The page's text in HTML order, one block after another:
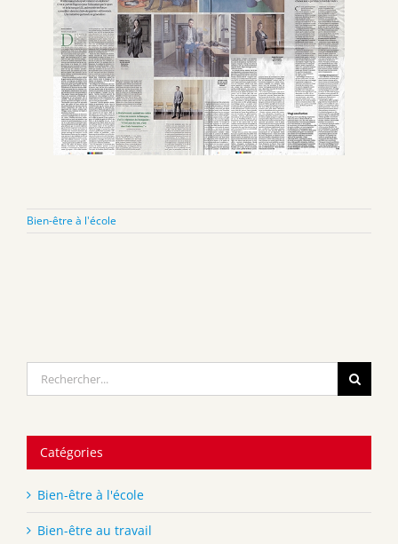
Bien-être à l'école
Catégories
Bien-être à l'école
Bien-être au travail